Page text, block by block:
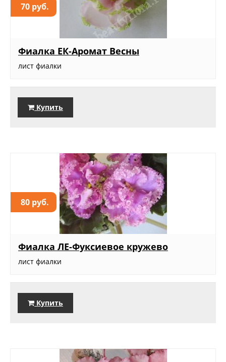
70 руб.
Фиалка ЕК-Аромат Весны
лист фиалки
Купить
80 руб.
Фиалка ЛЕ-Фуксиевое кружево
лист фиалки
Купить